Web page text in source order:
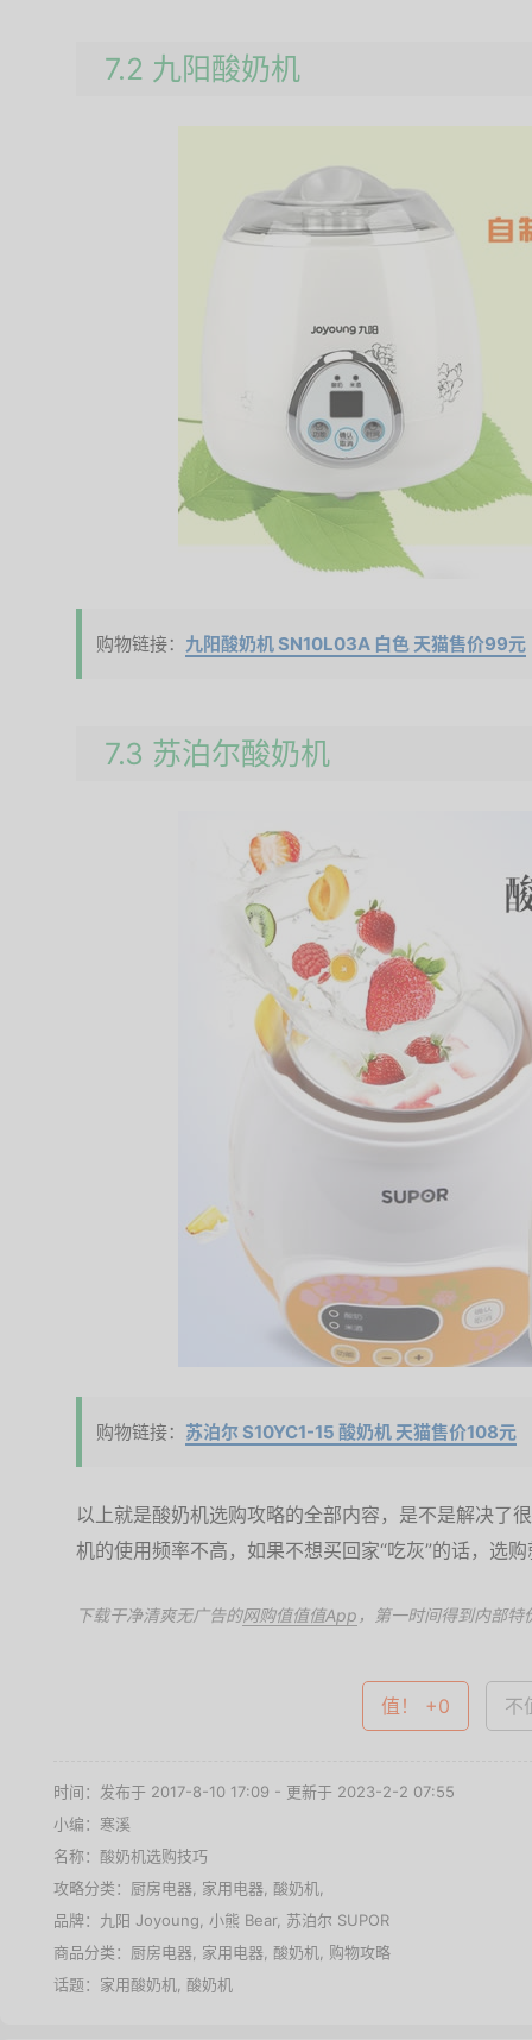
7.2 九阳酸奶机
购物链接： 九阳酸奶机 SN10L03A 白色 天猫售价99元
7.3 苏泊尔酸奶机
购物链接： 苏泊尔 S10YC1-15 酸奶机 天猫售价108元
以上就是酸奶机选购攻略的全部内容，是不是解决了
机的使用频率不高，如果不想买回家“吃灰”的话，选
下载干净清爽无广告的网购值值值App ，第一时间得到内部特
值！ +0 不
时间：发布于 2017-8-10 17:09 - 更新于 2023-2-2 07:55
小编：寒溪
名称： 酸奶机选购技巧
攻略分类： 厨房电器 家用电器 酸奶机
品牌： 九阳 Joyoung 小熊 Bear, 苏泊尔 SUPOR
商品分类： 厨房电器 家用电器 酸奶机 购物攻略
话题： 家用酸奶机 酸奶机